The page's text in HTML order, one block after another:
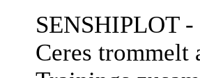
SENSHIPLOT
Ceres trommelt